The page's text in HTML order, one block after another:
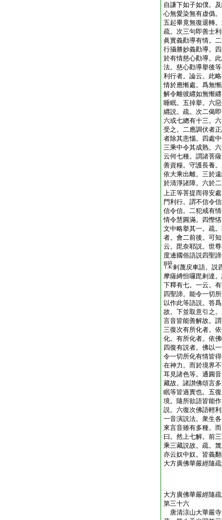
自謙下如子如僕。
心無愛染無有虚僞
五起畢竟無復退轉
疏。次三句即善士
眞實義勸導有情。
行攝勝妙義勸導。
於有情慈心勸導。
法。慈心勸導擧後
利行者。論云。此
情於應慚處。爲無
解令離彼纒如無慚
睡眠。五掉擧。六
纒説。疏。次二偈
六或七總有十三。
受之。二應調伏者
者除其恚惱。四處
三乘中令其成熟。
云何七種。謂諸菩
善資糧。守護長養
依大乘出離。三於
於清淨諸障。六於
上正等菩提而得安
門利行。謂不信令
信令信。二犯戒有
情令慧圓滿。四慳
文中略擧其一。疏
者。會二前後。可
云。毘奈耶説。世
度邊國俗語説四聖
剌蔑戻車語。説
摩薩縛怛囉毘剌達
下釋有七。一云。
四聖諦。能令一切
以作此等語説。答
故。下並取意引之
言音皆能善解故。
三復次有所化者。
化。有所化者。依
四復有説者。佛以
令一切所化有情皆
在神力。而於境界
耳見諸色等。通圓
藏故。諸讃佛頌言
眠等皆過實也。五
境。隨所欲語皆能
説。六復次佛語輕
一音演説法。衆生
來言音雖有多種。
曰。然上七解。前
乘三藏説故。疏。
亦云奴中奴。皆義
大方廣佛華嚴經隨
大方廣佛華嚴經隨
第三十六
唐清涼山大華嚴